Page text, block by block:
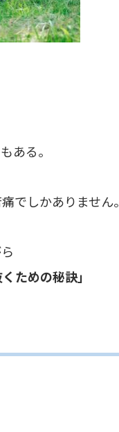
ある。
でしかありません。
ための秘訣」